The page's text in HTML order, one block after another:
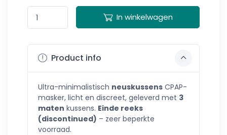
In winkelwagen
Product info
Ultra-minimalistisch neuskussens CPAP-
masker, licht en discreet, geleverd met 3
maten kussens. Einde reeks
(discontinued) – zeer beperkte
voorraad.